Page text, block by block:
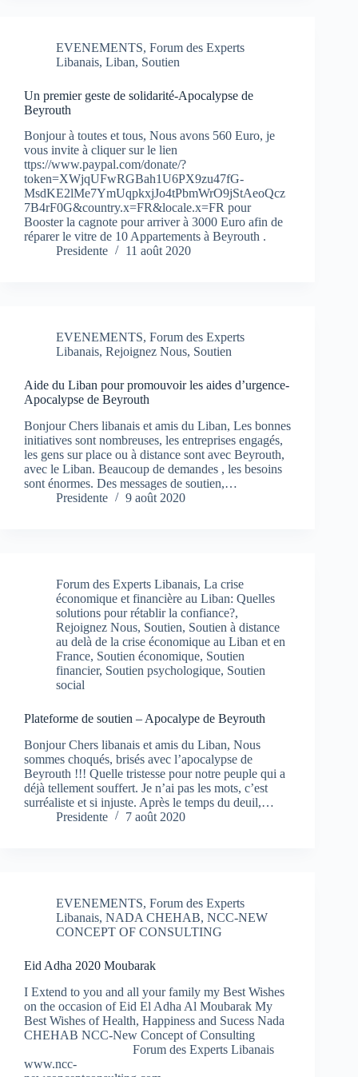
EVENEMENTS, Forum des Experts
Libanais, Liban, Soutien
Un premier geste de solidarité-Apocalypse de
Beyrouth
Bonjour à toutes et tous, Nous avons 560 Euro, je
vous invite à cliquer sur le lien
ttps://www.paypal.com/donate/?
token=XWjqUFwRGBah1U6PX9zu47fG-
MsdKE2lMe7YmUqpkxjJo4tPbmWrO9jStAeoQcz
7B4rF0G&country.x=FR&locale.x=FR pour
Booster la cagnote pour arriver à 3000 Euro afin de
réparer le vitre de 10 Appartements à Beyrouth .
Presidente
11 août 2020
EVENEMENTS, Forum des Experts
Libanais, Rejoignez Nous, Soutien
Aide du Liban pour promouvoir les aides d’urgence-
Apocalypse de Beyrouth
Bonjour Chers libanais et amis du Liban, Les bonnes
initiatives sont nombreuses, les entreprises engagés,
les gens sur place ou à distance sont avec Beyrouth,
avec le Liban. Beaucoup de demandes , les besoins
sont énormes. Des messages de soutien,…
Presidente
9 août 2020
Forum des Experts Libanais, La crise
économique et financière au Liban: Quelles
solutions pour rétablir la confiance?,
Rejoignez Nous, Soutien, Soutien à distance
au delà de la crise économique au Liban et en
France, Soutien économique, Soutien
financier, Soutien psychologique, Soutien
social
Plateforme de soutien – Apocalype de Beyrouth
Bonjour Chers libanais et amis du Liban, Nous
sommes choqués, brisés avec l’apocalypse de
Beyrouth !!! Quelle tristesse pour notre peuple qui a
déjà tellement souffert. Je n’ai pas les mots, c’est
surréaliste et si injuste. Après le temps du deuil,…
Presidente
7 août 2020
EVENEMENTS, Forum des Experts
Libanais, NADA CHEHAB, NCC-NEW
CONCEPT OF CONSULTING
Eid Adha 2020 Moubarak
I Extend to you and all your family my Best Wishes
on the occasion of Eid El Adha Al Moubarak My
Best Wishes of Health, Happiness and Sucess Nada
CHEHAB NCC-New Concept of Consulting
Forum des Experts Libanais
www.ncc-